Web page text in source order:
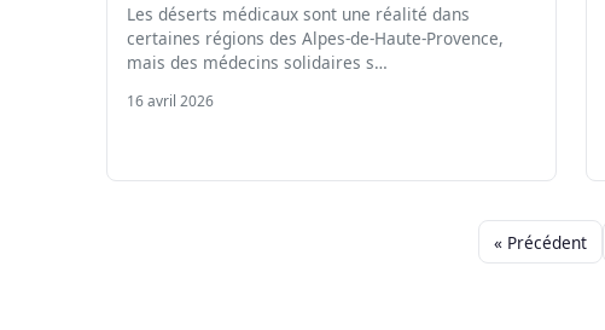
Les déserts médicaux sont une réalité dans
certaines régions des Alpes-de-Haute-Provence,
mais des médecins solidaires s…
16 avril 2026
« Précédent